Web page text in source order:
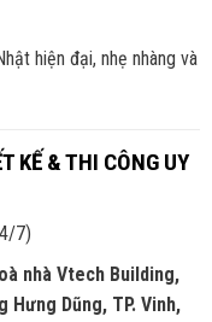
hiện đại, nhẹ nhàng và
KẾ & THI CÔNG UY
7)
nhà Vtech Building,
Hưng Dũng, TP. Vinh,